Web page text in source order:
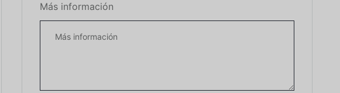
Más información